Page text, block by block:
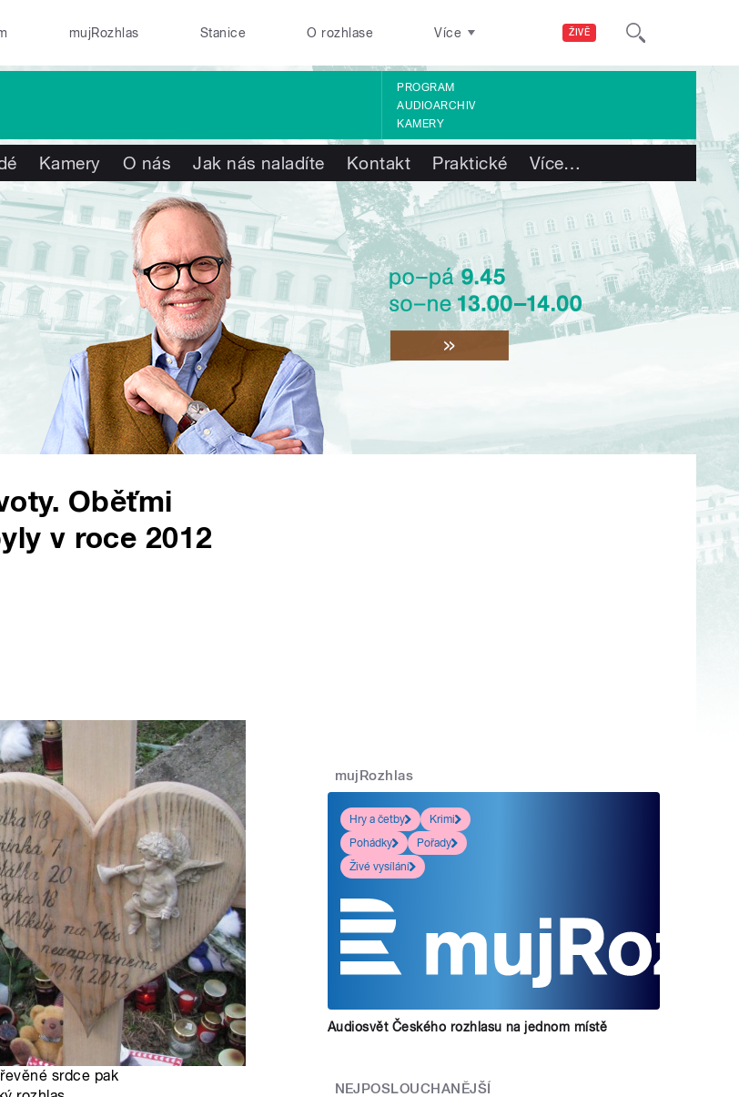
ŽIVĚ
mujRozhlas Stanice O rozhlase Více
PROGRAM
AUDIOARCHIV
KAMERY
Kamery O nás Jak nás naladíte Kontakt Praktické Více…
Oběťmi
v roce 2012
srdce pak
mujRozhlas
Hry a četby
Krimi
Pohádky
Pořady
Živé vysílání
Audiosvět Českého rozhlasu na jednom místě
NEJPOSLOUCHANĚJŠÍ